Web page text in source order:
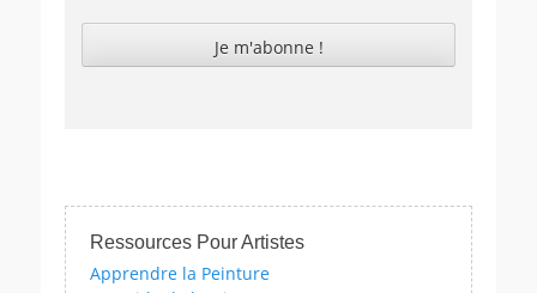
Ressources Pour Artistes
Apprendre la Peinture